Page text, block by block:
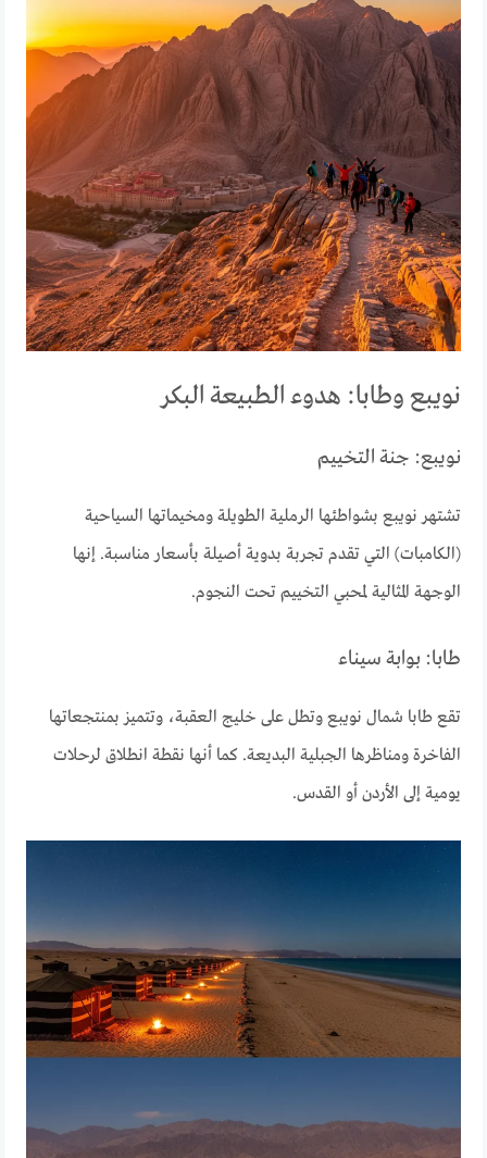
نويبع وطابا: هدوء الطبيعة البكر
نويبع: جنة التخييم
تشتهر نويبع بشواطئها الرملية الطويلة ومخيماتها السياحية
(الكامبات) التي تقدم تجربة بدوية أصيلة بأسعار مناسبة. إنها
الوجهة المثالية لمحبي التخييم تحت النجوم.
طابا: بوابة سيناء
تقع طابا شمال نويبع وتطل على خليج العقبة، وتتميز بمنتجعاتها
الفاخرة ومناظرها الجبلية البديعة. كما أنها نقطة انطلاق لرحلات
يومية إلى الأردن أو القدس.